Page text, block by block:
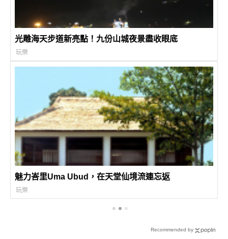
光雕海天步道新亮點！九份山城夜景盡收眼底
玩樂
魅力峇里Uma Ubud，在天堂仙境流連忘返
玩樂
Recommended by